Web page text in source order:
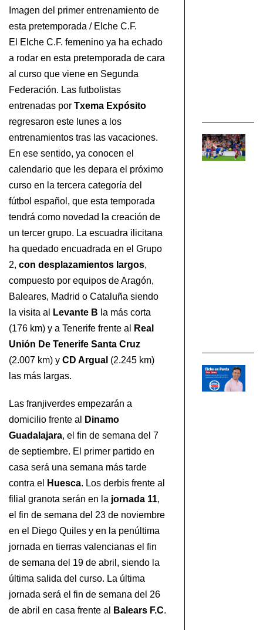
Imagen del primer entrenamiento de
esta pretemporada / Elche C.F.
El Elche C.F. femenino ya ha echado
a rodar en esta pretemporada de cara
al curso que viene en Segunda
Federación. Las futbolistas
entrenadas por Txema Expósito
regresaron este lunes a los
entrenamientos tras las vacaciones.
En ese sentido, ya conocen el
calendario que les depara el próximo
curso en la tercera categoría del
fútbol español, que esta temporada
tendrá como novedad la creación de
un tercer grupo. La escuadra ilicitana
ha quedado encuadrada en el Grupo
2, con desplazamientos largos,
compuesto por equipos de Aragón,
Baleares, Madrid o Cataluña siendo
la visita al
Levante B la más corta
(176 km) y a Tenerife frente al
Real
Unión De Tenerife Santa Cruz
(2.007 km) y CD Argual (2.245 km)
las más largas.
Las franjiverdes empezarán a
domicilio frente al
Dinamo
Guadalajara, el fin de semana del 7
de septiembre. El primer partido en
casa será una semana más tarde
contra el
Huesca. Los derbis frente al
filial granota serán en la jornada 11,
el fin de semana del 23 de noviembre
en el Diego Quiles y en la penúltima
jornada en tierras valencianas el fin
de semana del 19 de abril, siendo la
última salida del curso. La última
jornada será el fin de semana del 26
de abril en casa frente al
Balears F.C.